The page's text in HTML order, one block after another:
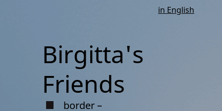
in English
Birgitta's
Friends
border –